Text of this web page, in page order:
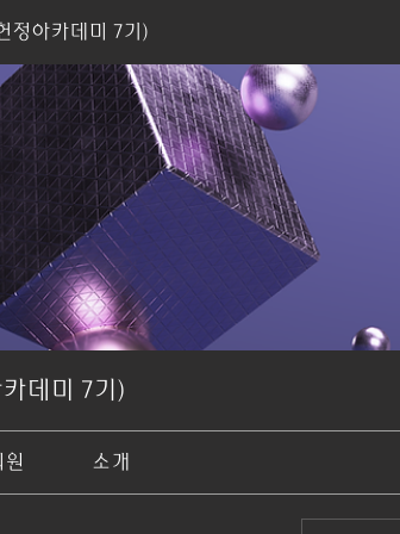
정아카데미 7기)
데미 7기)
원 소개